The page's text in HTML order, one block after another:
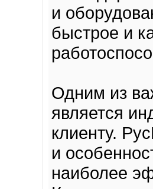
и
быстрое и
Одним из
является
клиенту.
и
наиболее